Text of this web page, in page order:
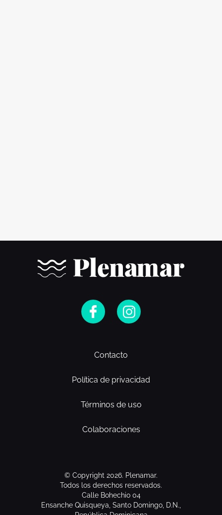
Contacto
Política de privacidad
Términos de uso
Colaboraciones
© Copyright 2026. Plenamar.
Todos los derechos reservados.
Calle Bohechio 04
Ensanche Quisqueya, Santo Domingo, D.N.,